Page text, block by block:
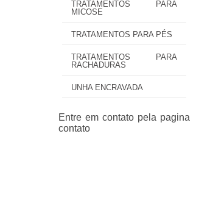
TRATAMENTOS PARA
MICOSE
TRATAMENTOS PARA PÉS
TRATAMENTOS PARA
RACHADURAS
UNHA ENCRAVADA